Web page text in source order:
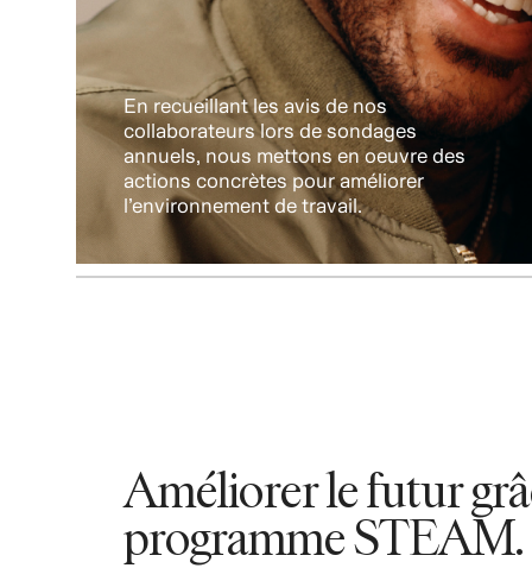
En recueillant les avis de nos
collaborateurs lors de sondages
annuels, nous mettons en oeuvre des
actions concrètes pour améliorer
l’environnement de travail.
Améliorer le futur
programme STEAM.
au sein de H&M, surtout
postes de direction.